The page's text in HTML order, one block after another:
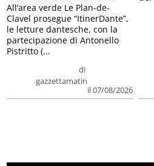
di
gazzettamatin
il 07/08/2026
All’area verde Le Plan-de-
Clavel prosegue “ItinerDante”,
le letture dantesche, con la
partecipazione di Antonello
Pistritto (...